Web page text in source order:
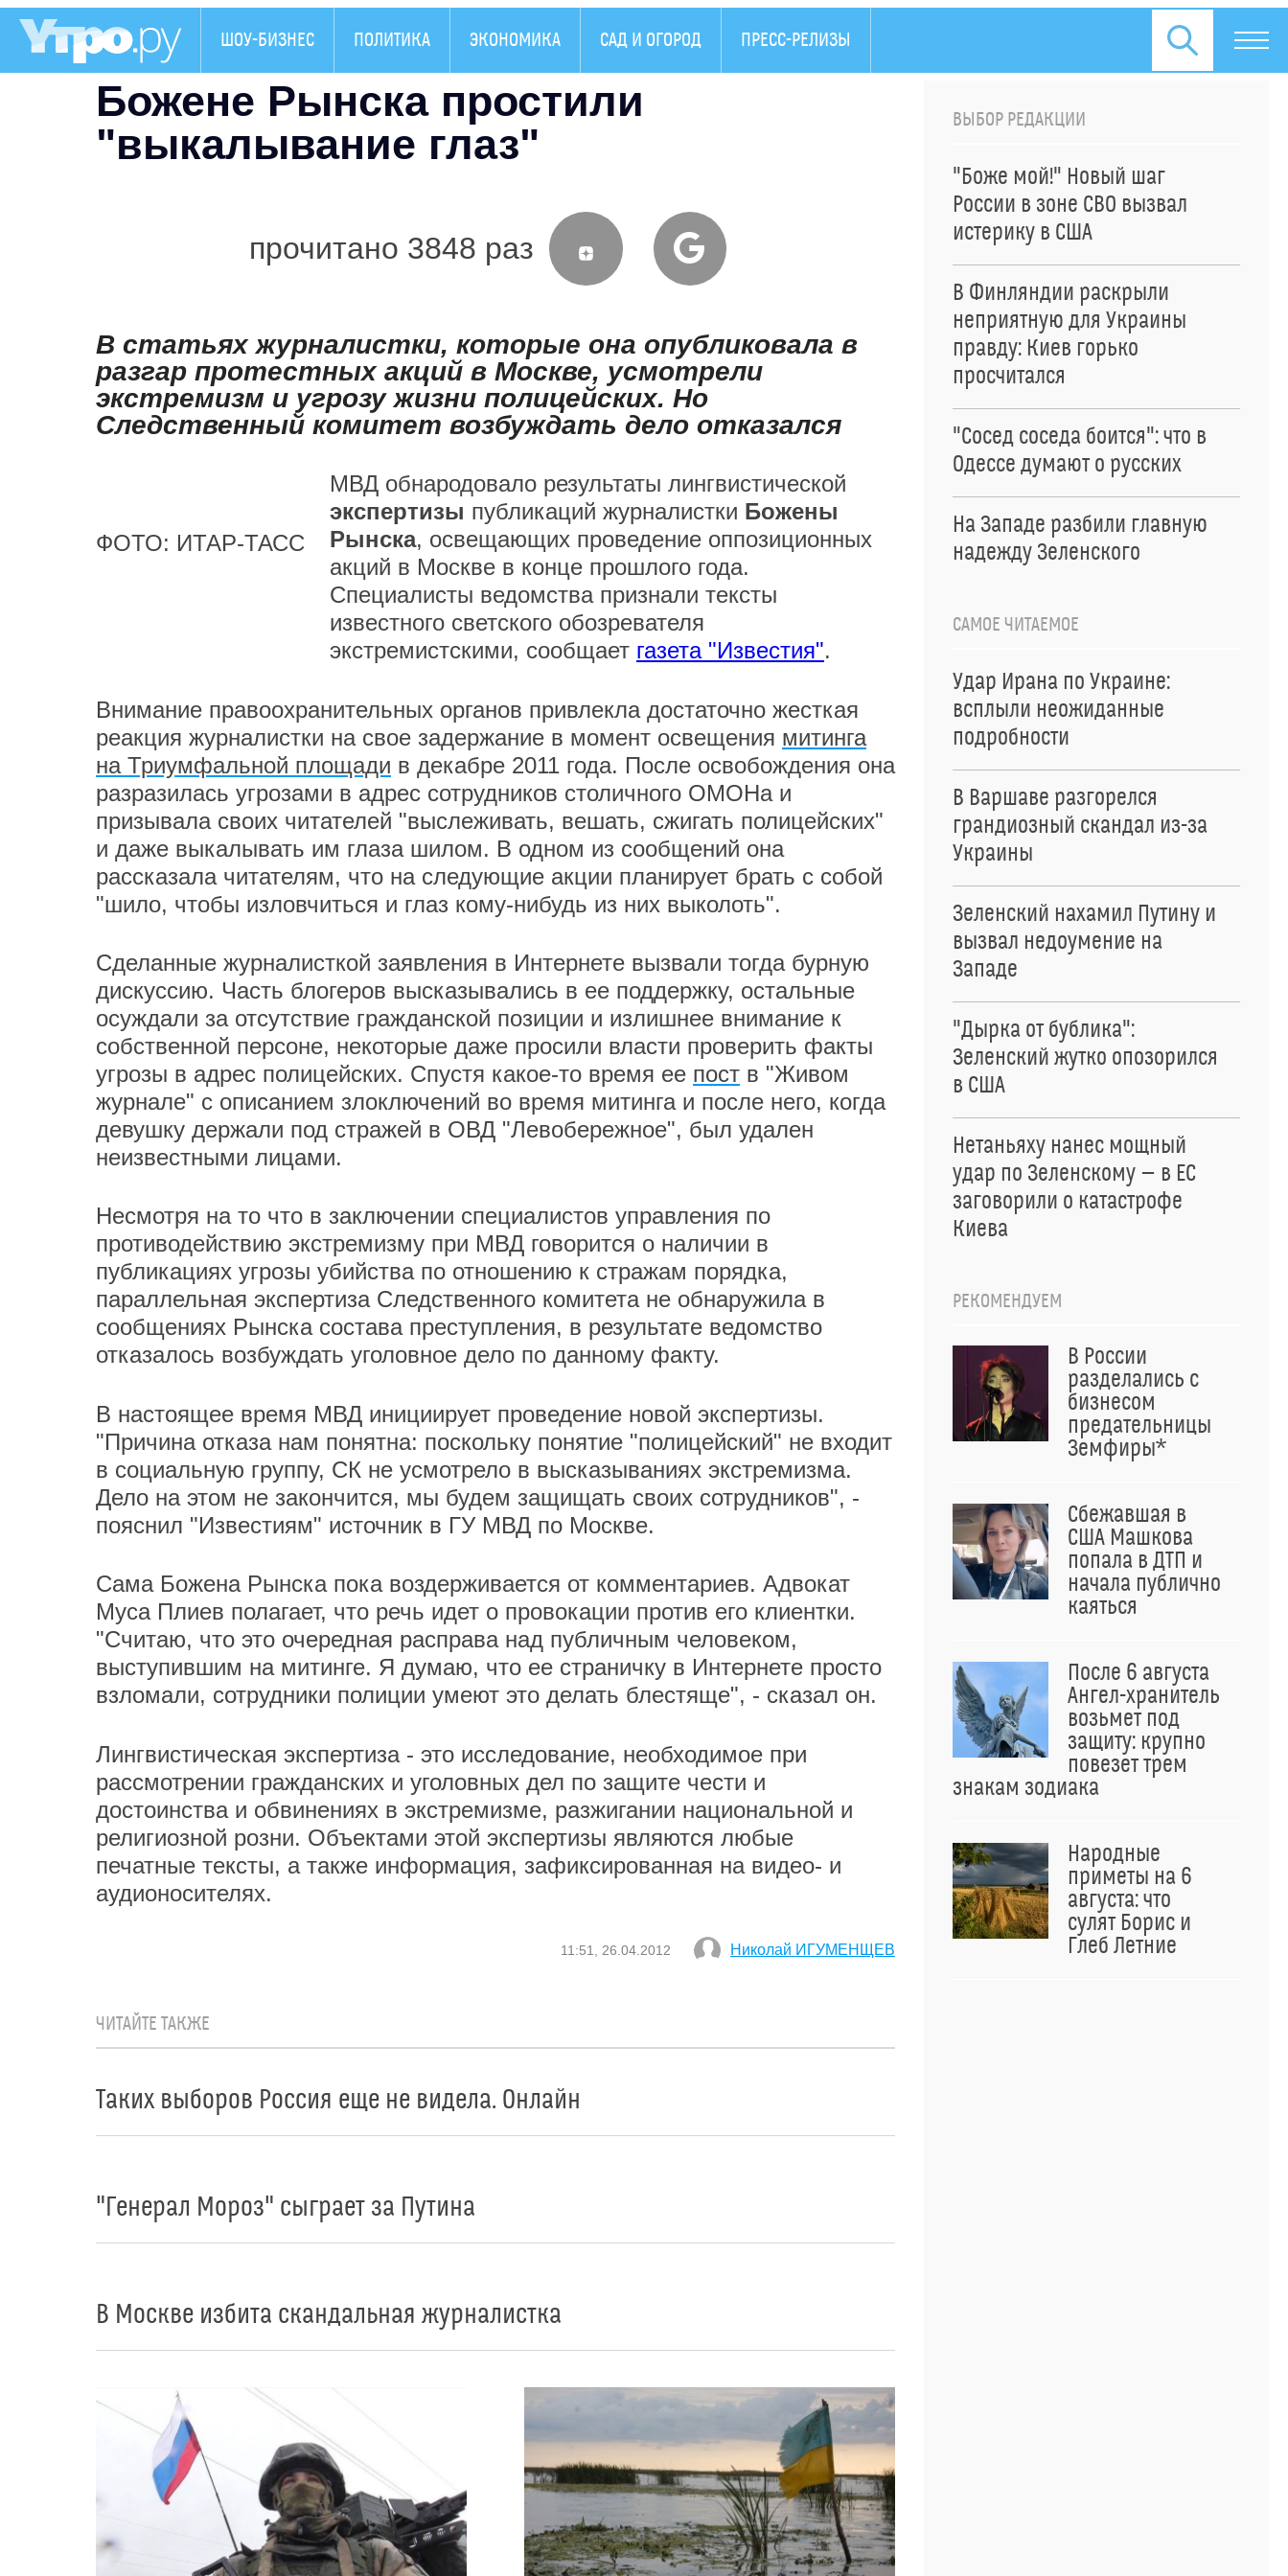
ШОУ-БИЗНЕС ПОЛИТИКА ЭКОНОМИКА САД И ОГОРОД ПРЕСС-РЕЛИЗЫ
Божене Рынска простили
"выкалывание глаз"
прочитано 3848 раз
В статьях журналистки, которые она опубликовала в
разгар протестных акций в Москве, усмотрели
экстремизм и угрозу жизни полицейских. Но
Следственный комитет возбуждать дело отказался
ФОТО: ИТАР-ТАСС
МВД обнародовало результаты лингвистической
экспертизы публикаций журналистки Божены
Рынска, освещающих проведение оппозиционных
акций в Москве в конце прошлого года.
Специалисты ведомства признали тексты
известного светского обозревателя
экстремистскими, сообщает газета "Известия".
Внимание правоохранительных органов привлекла достаточно жесткая
реакция журналистки на свое задержание в момент освещения митинга
на Триумфальной площади в декабре 2011 года. После освобождения она
разразилась угрозами в адрес сотрудников столичного ОМОНа и
призывала своих читателей "выслеживать, вешать, сжигать полицейских"
и даже выкалывать им глаза шилом. В одном из сообщений она
рассказала читателям, что на следующие акции планирует брать с собой
"шило, чтобы изловчиться и глаз кому-нибудь из них выколоть".
Сделанные журналисткой заявления в Интернете вызвали тогда бурную
дискуссию. Часть блогеров высказывались в ее поддержку, остальные
осуждали за отсутствие гражданской позиции и излишнее внимание к
собственной персоне, некоторые даже просили власти проверить факты
угрозы в адрес полицейских. Спустя какое-то время ее пост в "Живом
журнале" с описанием злоключений во время митинга и после него, когда
девушку держали под стражей в ОВД "Левобережное", был удален
неизвестными лицами.
Несмотря на то что в заключении специалистов управления по
противодействию экстремизму при МВД говорится о наличии в
публикациях угрозы убийства по отношению к стражам порядка,
параллельная экспертиза Следственного комитета не обнаружила в
сообщениях Рынска состава преступления, в результате ведомство
отказалось возбуждать уголовное дело по данному факту.
В настоящее время МВД инициирует проведение новой экспертизы.
"Причина отказа нам понятна: поскольку понятие "полицейский" не входит
в социальную группу, СК не усмотрело в высказываниях экстремизма.
Дело на этом не закончится, мы будем защищать своих сотрудников", -
пояснил "Известиям" источник в ГУ МВД по Москве.
Сама Божена Рынска пока воздерживается от комментариев. Адвокат
Муса Плиев полагает, что речь идет о провокации против его клиентки.
"Считаю, что это очередная расправа над публичным человеком,
выступившим на митинге. Я думаю, что ее страничку в Интернете просто
взломали, сотрудники полиции умеют это делать блестяще", - сказал он.
Лингвистическая экспертиза - это исследование, необходимое при
рассмотрении гражданских и уголовных дел по защите чести и
достоинства и обвинениях в экстремизме, разжигании национальной и
религиозной розни. Объектами этой экспертизы являются любые
печатные тексты, а также информация, зафиксированная на видео- и
аудионосителях.
11:51, 26.04.2012 Николай ИГУМЕНЩЕВ
ЧИТАЙТЕ ТАКЖЕ
Таких выборов Россия еще не видела. Онлайн
"Генерал Мороз" сыграет за Путина
В Москве избита скандальная журналистка
ВЫБОР РЕДАКЦИИ
"Боже мой!" Новый шаг
России в зоне СВО вызвал
истерику в США
В Финляндии раскрыли
неприятную для Украины
правду: Киев горько
просчитался
"Сосед соседа боится": что в
Одессе думают о русских
На Западе разбили главную
надежду Зеленского
САМОЕ ЧИТАЕМОЕ
Удар Ирана по Украине:
всплыли неожиданные
подробности
В Варшаве разгорелся
грандиозный скандал из-за
Украины
Зеленский нахамил Путину и
вызвал недоумение на
Западе
"Дырка от бублика":
Зеленский жутко опозорился
в США
Нетаньяху нанес мощный
удар по Зеленскому — в ЕС
заговорили о катастрофе
Киева
РЕКОМЕНДУЕМ
В России
разделались с
бизнесом
предательницы
Земфиры*
Сбежавшая в
США Машкова
попала в ДТП и
начала публично
каяться
После 6 августа
Ангел-хранитель
возьмет под
защиту: крупно
повезет трем
знакам зодиака
Народные
приметы на 6
августа: что
сулят Борис и
Глеб Летние